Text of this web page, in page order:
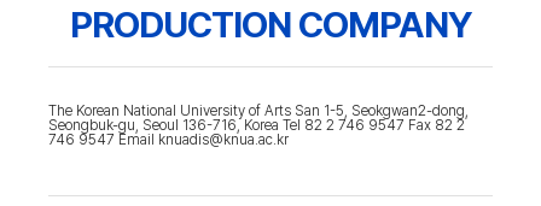
PRODUCTION COMPANY
The Korean National University of Arts San 1-5, Seokgwan2-dong,
Seongbuk-gu, Seoul 136-716, Korea Tel 82 2 746 9547 Fax 82 2
746 9547 Email knuadis@knua.ac.kr